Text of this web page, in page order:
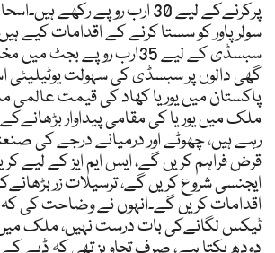
پرکرنےکے لیے 30 ارب روپے رکھے
سولر پاور کو سستا کرنے کے اقدامات کیے
سبسڈی کے لیے 35ارب روپے
گھی دالوں پر سبسڈی کی سہولت یوٹیلیٹی
پاکستان میں یوریا کھاد کی قیمت
ملک میں یوریا کی مقامی پیداوار
رہے ہیں، چھوٹے اور درمیانے درجے کی
قرض فراہم کریں گے، ایس ایم ایز کے لیے
ایجنسی شروع کریں گے، ترسیلات زر